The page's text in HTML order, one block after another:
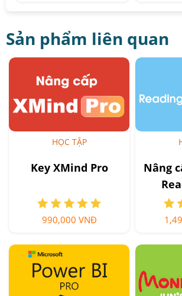
Sản phẩm liên quan
HỌC TẬP
Key XMind Pro
990,000 VNĐ
Nâng